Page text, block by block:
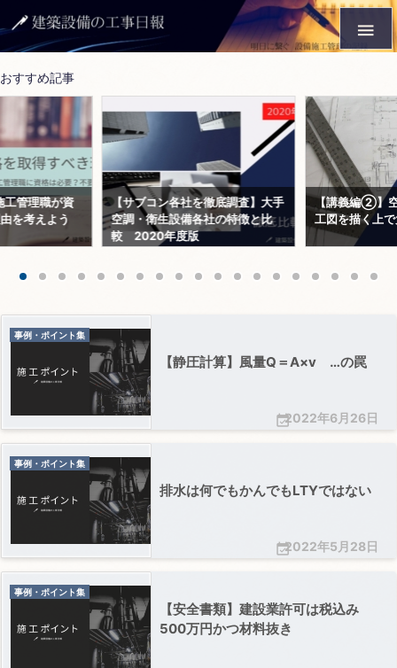

おすすめ記事
工管理職が資
を考えよう
【サブコン各社を徹底調査】大手
空調・衛生設備各社の特徴と比
較 2020年度版
【講義編②】
工図を描く上
2022年6月26日
事例・ポイント集
【静圧計算】風量Q＝A×v …の罠
2022年5月28日
事例・ポイント集
排水は何でもかんでもLTYではない
事例・ポイント集
【安全書類】建設業許可は税込み
500万円かつ材料抜き